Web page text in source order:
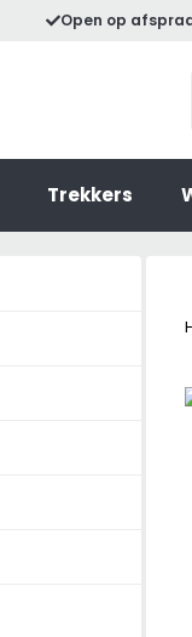
Open op
Trekkers